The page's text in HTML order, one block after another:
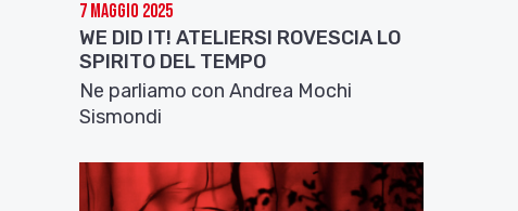
7 Maggio 2025
WE DID IT! ATELIERSI ROVESCIA LO
SPIRITO DEL TEMPO
Ne parliamo con Andrea Mochi
Sismondi